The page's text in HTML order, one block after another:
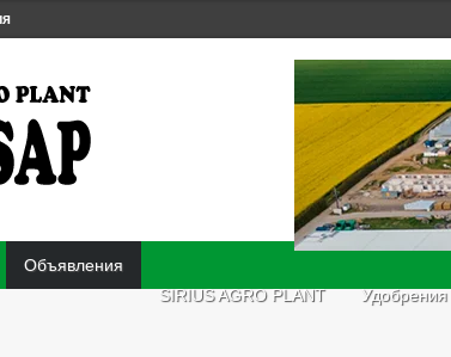
Объявления
SIRIUS AGRO PLANT
Удобрения